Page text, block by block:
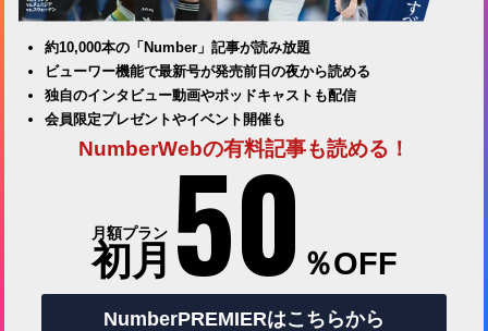
約10,000本の「Number」記事が読み放題
ビューワー機能で最新号が発売前日の夜から読める
独自のインタビュー動画やポッドキャストも配信
会員限定プレゼントやイベント開催も
NumberWebの有料記事も読める！
月額プラン
初月 50 ％OFF
NumberPREMIERはこちらから